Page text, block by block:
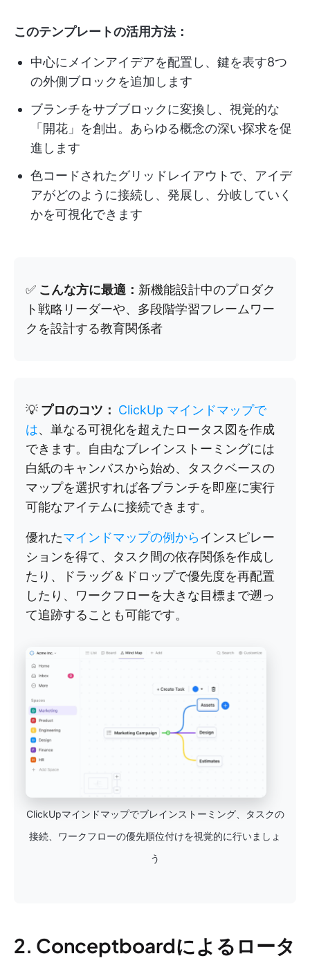
このテンプレートの活用方法：
中心にメインアイデアを配置し、鍵を表す8つ
の外側ブロックを追加します
ブランチをサブブロックに変換し、視覚的な
「開花」を創出。あらゆる概念の深い探求を促
進します
色コードされたグリッドレイアウトで、アイデ
アがどのように接続し、発展し、分岐していく
かを可視化できます
✅ こんな方に最適： 新機能設計中のプロダク
ト戦略リーダーや、多段階学習フレームワー
クを設計する教育関係者
💡 プロのコツ： ClickUp マインドマップで
は、単なる可視化を超えたロータス図を作成
できます。自由なブレインストーミングには
白紙のキャンバスから始め、タスクベースの
マップを選択すれば各ブランチを即座に実行
可能なアイテムに接続できます。
優れたマインドマップの例からインスピレー
ションを得て、タスク間の依存関係を作成し
たり、ドラッグ＆ドロップで優先度を再配置
したり、ワークフローを大きな目標まで遡っ
て追跡することも可能です。
ClickUpマインドマップでブレインストーミング、タスクの
接続、ワークフローの優先順位付けを視覚的に行いましょ
う
2. Conceptboardによるロータ